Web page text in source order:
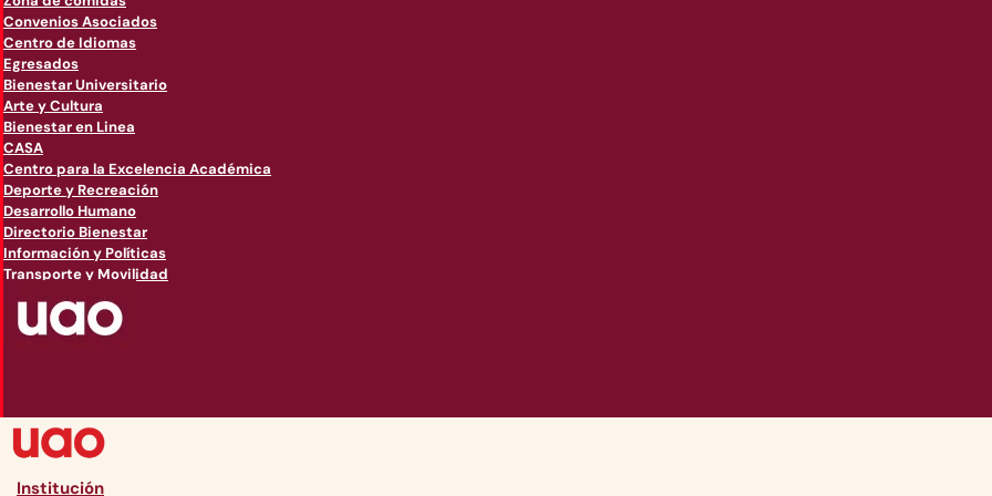
Convenios Asociados
Centro de Idiomas
Egresados
Bienestar Universitario
Arte y Cultura
Bienestar en Linea
CASA
Centro para la Excelencia Académica
Deporte y Recreación
Desarrollo Humano
Directorio Bienestar
Información y Políticas
Transporte y Movilidad
Institución